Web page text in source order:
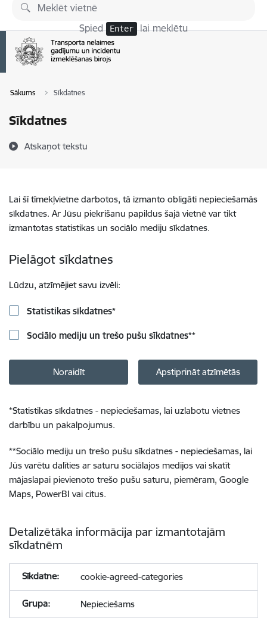
Pāriet uz lapas saturu
Spied Enter lai meklētu
Sākums Sīkdatnes
Sīkdatnes
Atskaņot tekstu
Lai šī tīmekļvietne darbotos, tā izmanto obligāti nepieciešamās
sīkdatnes. Ar Jūsu piekrišanu papildus šajā vietnē var tikt
izmantotas statistikas un sociālo mediju sīkdatnes.
Pielāgot sīkdatnes
Lūdzu, atzīmējiet savu izvēli:
Statistikas sīkdatnes*
Sociālo mediju un trešo pušu sīkdatnes**
Noraidīt Apstiprināt atzīmētās
*Statistikas sīkdatnes - nepieciešamas, lai uzlabotu vietnes
darbību un pakalpojumus.
**Sociālo mediju un trešo pušu sīkdatnes - nepieciešamas, lai
Jūs varētu dalīties ar saturu sociālajos medijos vai skatīt
mājaslapai pievienoto trešo pušu saturu, piemēram, Google
Maps, PowerBI vai citus.
Detalizētāka informācija par izmantotajām
sīkdatnēm
cookie-agreed-categories
Nepieciešams